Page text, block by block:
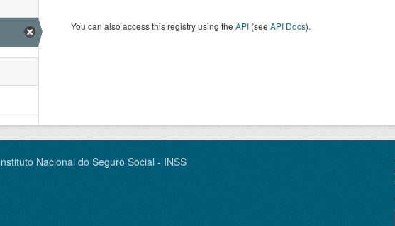
You can also access this registry using the API (see API Docs).
Nacional do Seguro Social - INSS